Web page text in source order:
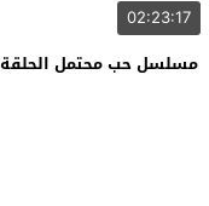
02:23:17
مسلسل حب محتمل الحلقة 8